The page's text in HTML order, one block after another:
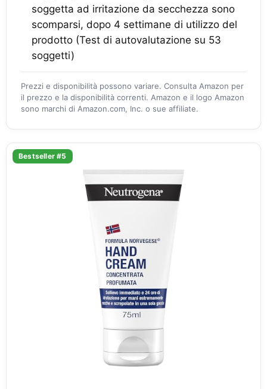
soggetta ad irritazione da secchezza sono
scomparsi, dopo 4 settimane di utilizzo del
prodotto (Test di autovalutazione su 53
soggetti)
Prezzi e disponibilità possono variare. Consulta Amazon per
il prezzo e la disponibilità correnti. Amazon e il logo Amazon
sono marchi di Amazon.com, Inc. o sue affiliate.
Bestseller #5